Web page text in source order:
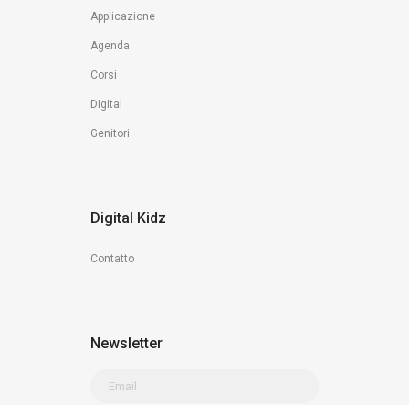
Applicazione
Agenda
Corsi
Digital
Genitori
Digital Kidz
Contatto
Newsletter